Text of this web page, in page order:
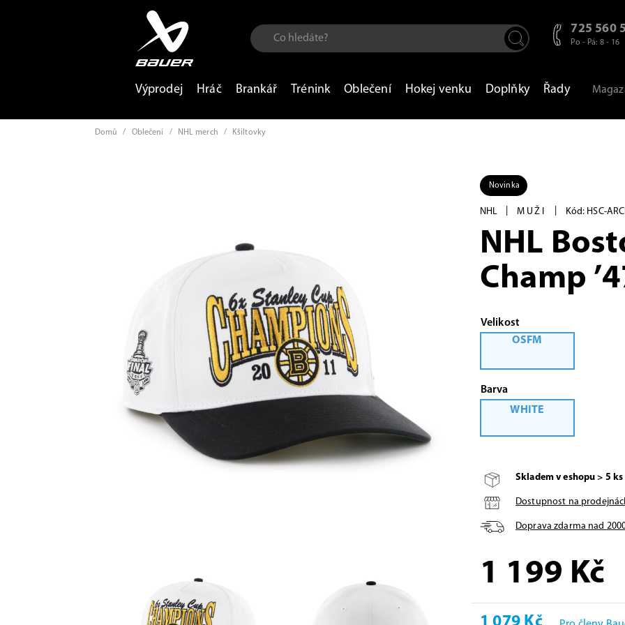
725 560
Po - Pá: 8 - 16
Výprodej Hráč Brankář Trénink Oblečení Hokej venku Doplňky Řady
Domů / Oblečení / NHL merch / Kšiltovky
Novinka
NHL MUŽI Kód: HSC-
NHL
Champ
Velikost
OSFM
Barva
WHITE
Skladem v eshopu > 5 ks
Dostupnost na
Doprava zdarma nad
1 199 Kč